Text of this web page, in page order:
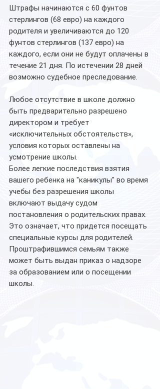
Штрафы начинаются с 60 фунтов
стерлингов (68 евро) на каждого
родителя и увеличиваются до 120
фунтов стерлингов (137 евро) на
каждого, если они не будут оплачены в
течение 21 дня. По истечении 28 дней
возможно судебное преследование.
Любое отсутствие в школе должно
быть предварительно разрешено
директором и требует
«исключительных обстоятельств»,
условия которых оставлены на
усмотрение школы.
Более легкие последствия взятия
вашего ребенка на "каникулы" во время
учебы без разрешения школы
включают выдачу судом
постановления о родительских правах.
Это означает, что придется посещать
специальные курсы для родителей.
Проштрафившимся семьям также
может быть выдан приказ о надзоре
за образованием или о посещении
школы.